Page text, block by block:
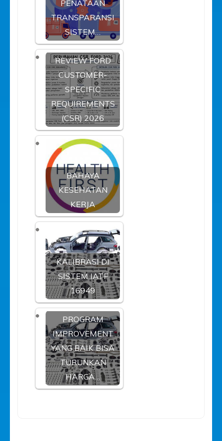
PENATAAN
TRANSPARANSI
SISTEM…
REVIEW FORD
CUSTOMER-
SPECIFIC
REQUIREMENTS
(CSR) 2026
BAHAYA
KESEHATAN
KERJA
KALIBRASI DI
SISTEM IATF
16949
PROGRAM
IMPROVEMENT
YANG BAIK BISA
TURUNKAN
HARGA…